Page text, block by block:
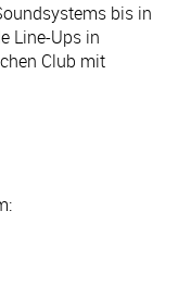
bis in
Line-Ups in
Club mit